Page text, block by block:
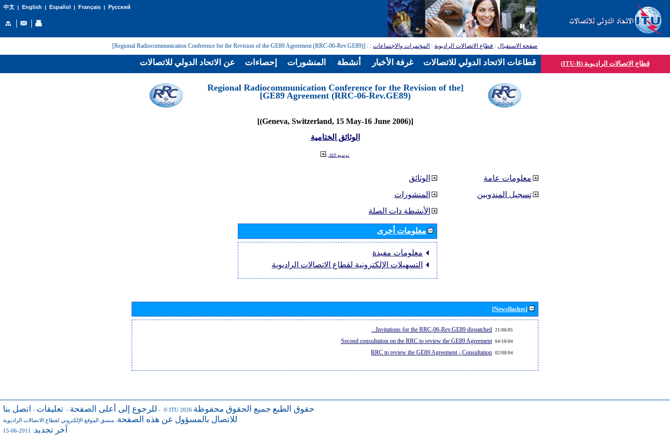
中文| English | Español | Français| Русский
صفحة الاستقبال: قطاع الاتصالات الراديوية: المؤتمرات والاجتماعات:
: [Regional Radiocommunication Conference for the Revision of the GE89 Agreement (RRC-06-Rev.GE89)]
قطاع الاتصالات الراديوية (ITU-R)
[Regional Radiocommunication Conference for the Revision of the
GE89 Agreement (RRC-06-Rev.GE89)]
[(Geneva, Switzerland, 15 May-16 June 2006)]
الوثائق الختامية
توسيع الكل
الوثائق
المنشورات
الأنشطة ذات الصلة
معلومات أخرى
معلومات مفيدة
التسهيلات الإلكترونية لقطاع الاتصالات الراديوية
معلومات عامة
تسجيل المندوبين
[Newsflashes]
21/06/05
Invitations for the RRC-06-Rev.GE89 dispatched...
04/10/04
Second consultation on the RRC to review the GE89 Agreement
02/08/04
RRC to review the GE89 Agreement - Consultation
للرجوع إلى أعلى الصفحة - تعليقات - اتصل بنا - © ITU 2026 حقوق الطبع جميع الحقوق محفوظة
للاتصال بالمسؤول عن هذه الصفحة: منسق الموقع الإلكتروني لقطاع الاتصالات الراديوية
آخر تجديد: 2011-06-15
عن الاتحاد الدولي للاتصالات إحصاءات المنشورات أنشطة غرفة الأخبار قطاعات الاتحاد الدولي للاتصالات